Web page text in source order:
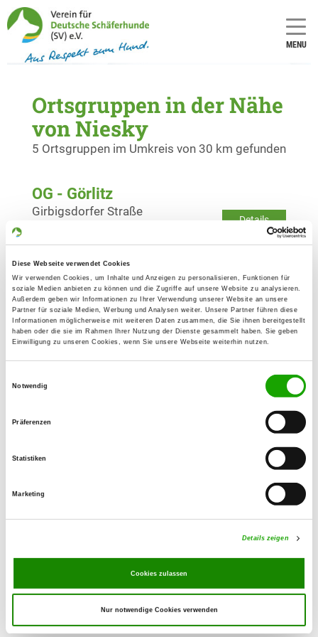
Diese Webseite verwendet Cookies
Wir verwenden Cookies, um Inhalte und Anzeigen zu personalisieren, Funktionen für
soziale Medien anbieten zu können und die Zugriffe auf unsere Website zu analysieren.
Außerdem geben wir Informationen zu Ihrer Verwendung unserer Website an unsere
Partner für soziale Medien, Werbung und Analysen weiter. Unsere Partner führen diese
Informationen möglicherweise mit weiteren Daten zusammen, die Sie ihnen bereitgestellt
haben oder die sie im Rahmen Ihrer Nutzung der Dienste gesammelt haben. Sie geben
Einwilligung zu unseren Cookies, wenn Sie unsere Webseite weiterhin nutzen.
Notwendig
Präferenzen
Statistiken
Marketing
Details zeigen
Cookies zulassen
Nur notwendige Cookies verwenden
MENU
Ortsgruppen in der Nähe
von Niesky
5 Ortsgruppen im Umkreis von 30 km gefunden
OG - Görlitz
Details
Girbigsdorfer Straße
OG - Rietschen e.V.
Details
Alte Ziegelei
02956 Rietschen
Details
02906 Niesky-See
Details
Am Fuchsberg
OG - HSV Reichenbach/Oberlausitz
Details